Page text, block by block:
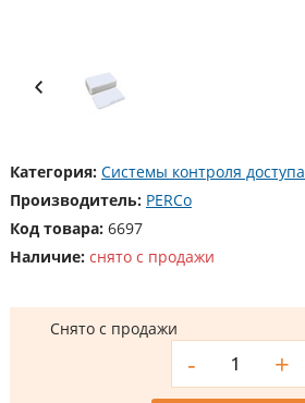
Категория: Системы контроля доступа
Производитель: PERCo
Код товара: 6697
Наличие: снято с продажи
Снято с продажи
- +